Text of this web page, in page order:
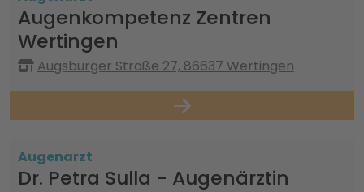
Augenkompetenz Zentren
Wertingen
Augsburger Straße 27, 86637 Wertingen
Augenarzt
Dr. Petra Sulla - Augenärztin